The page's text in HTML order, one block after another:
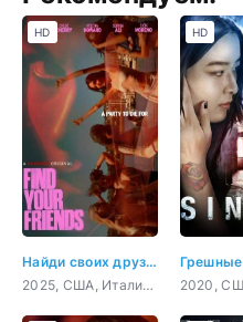
Найди своих друзей
2025, США, Италия, триллер
HD
Грешные
HD